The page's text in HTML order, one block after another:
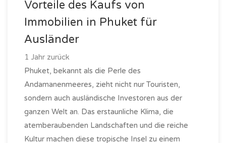
Vorteile des Kaufs von
Immobilien in Phuket für
Ausländer
1 Jahr zurück
Phuket, bekannt als die Perle des
Andamanenmeeres, zieht nicht nur Touristen,
sondern auch ausländische Investoren aus der
ganzen Welt an. Das erstaunliche Klima, die
atemberaubenden Landschaften und die reiche
Kultur machen diese tropische Insel zu einem